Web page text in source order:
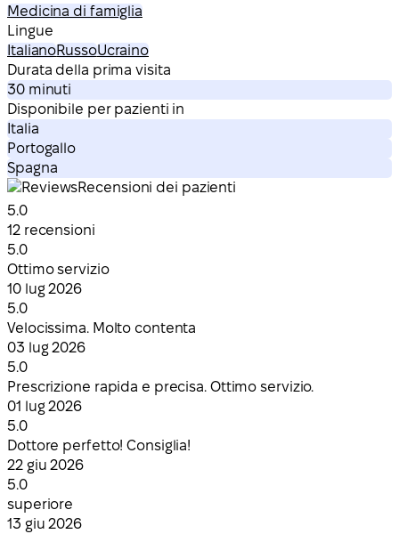
Medicina di famiglia
Lingue
ItalianoRussoUcraino
Durata della prima visita
30 minuti
Disponibile per pazienti in
Italia
Portogallo
Spagna
Recensioni dei pazienti
5.0
12 recensioni
5.0
Ottimo servizio
10 lug 2026
5.0
Velocissima. Molto contenta
03 lug 2026
5.0
Prescrizione rapida e precisa. Ottimo servizio.
01 lug 2026
5.0
Dottore perfetto! Consiglia!
22 giu 2026
5.0
superiore
13 giu 2026